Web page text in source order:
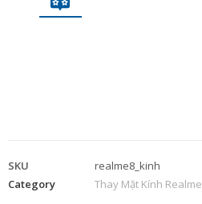
SKU
realme8_kinh
Category
Thay Mặt Kính Realme